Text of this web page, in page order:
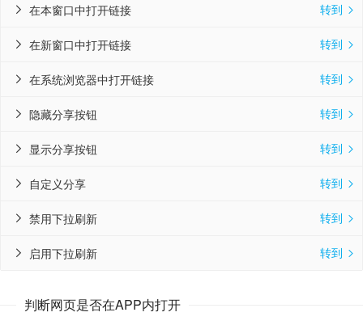
在本窗口中打开链接
 转到 
在新窗口中打开链接
 转到 
在系统浏览器中打开链接
 转到 
隐藏分享按钮
 转到 
显示分享按钮
 转到 
自定义分享
 转到 
禁用下拉刷新
 转到 
启用下拉刷新
 转到 
判断网页是否在APP内打开